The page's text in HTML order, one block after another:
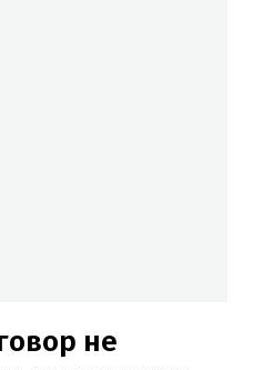
не